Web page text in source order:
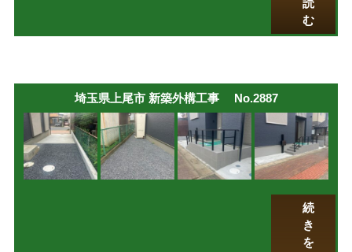
む
埼玉県上尾市 新築外構工事 No.2887
続
き
を